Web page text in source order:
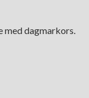
dagmarkors.